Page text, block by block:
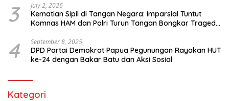
3 July 2, 2026
Kematian Sipil di Tangan Negara: Imparsial Tuntut
Komnas HAM dan Polri Turun Tangan Bongkar Tragedi
4 September 8, 2025
DPD Partai Demokrat Papua Pegunungan Rayakan HUT
ke-24 dengan Bakar Batu dan Aksi Sosial
Kategori